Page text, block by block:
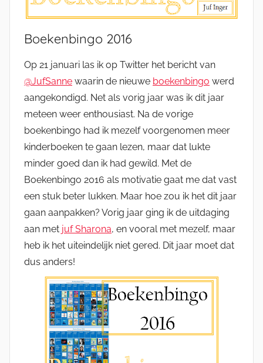
Boekenbingo 2016
Op 21 januari las ik op Twitter het bericht van
@JufSanne waarin de nieuwe boekenbingo werd
aangekondigd. Net als vorig jaar was ik dit jaar
meteen weer enthousiast. Na de vorige
boekenbingo had ik mezelf voorgenomen meer
kinderboeken te gaan lezen, maar dat lukte
minder goed dan ik had gewild. Met de
Boekenbingo 2016 als motivatie gaat me dat vast
een stuk beter lukken. Maar hoe zou ik het dit jaar
gaan aanpakken? Vorig jaar ging ik de uitdaging
aan met juf Sharona, en vooral met mezelf, maar
heb ik het uiteindelijk niet gered. Dit jaar moet dat
dus anders!